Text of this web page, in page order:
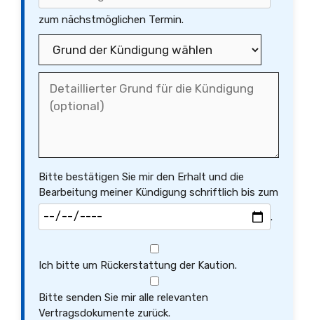
zum nächstmöglichen Termin.
Bitte bestätigen Sie mir den Erhalt und die
Bearbeitung meiner Kündigung schriftlich bis zum
.
Ich bitte um Rückerstattung der Kaution.
Bitte senden Sie mir alle relevanten
Vertragsdokumente zurück.